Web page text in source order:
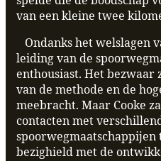
van een kleine twee
Ondanks het welslagen
leiding van de
enthousiast. Het
van de methode en de
meebracht. Maar Cooke
contacten met
bezighield met de